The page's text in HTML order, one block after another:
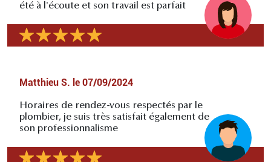
été à l'écoute et son travail est parfait
Matthieu S. le 07/09/2024
Horaires de rendez-vous respectés par le
plombier, je suis très satisfait également de
son professionnalisme